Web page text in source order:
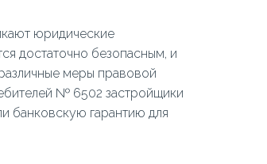
юридические
достаточно безопасным, и
меры правовой
№ 6502 застройщики
банковскую гарантию для